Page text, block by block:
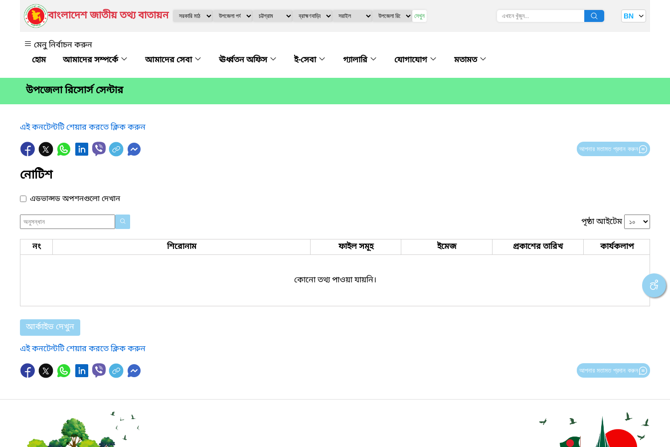
বাংলাদেশ জাতীয় তথ্য বাতায়ন দেখুন BN
মেনু নির্বাচন করুন
আমাদের সম্পর্কে
আমাদের সেবা ঊর্ধ্বতন অফিস ই-সেবা গ্যালারি যোগাযোগ মতামত
উপজেলা রিসোর্স সেন্টার
এই কনটেন্টটি শেয়ার করতে ক্লিক করুন
আপনার মতামত প্রদান করুন
নোটিশ
এডভান্সড অপশনগুলো দেখান
পৃষ্ঠা আইটেম
নং শিরোনাম ফাইল সমূহ ইমেজ প্রকাশের তারিখ কার্যকলাপ
কোনো তথ্য পাওয়া যায়নি।
আর্কাইভ দেখুন
এই কনটেন্টটি শেয়ার করতে ক্লিক করুন
আপনার মতামত প্রদান করুন